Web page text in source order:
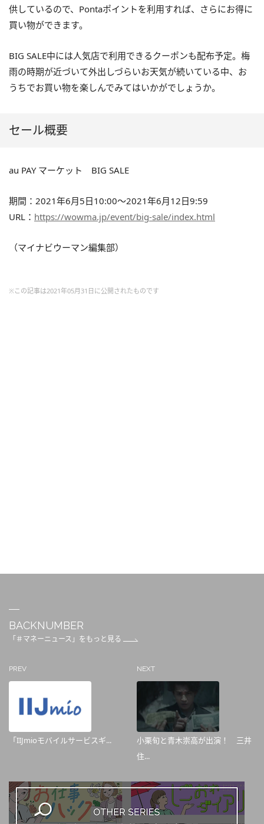
供しているので、Pontaポイントを利用すれば、さらにお得に
買い物ができます。
BIG SALE中には人気店で利用できるクーポンも配布予定。梅
雨の時期が近づいて外出しづらいお天気が続いている中、お
うちでお買い物を楽しんでみてはいかがでしょうか。
セール概要
au PAY マーケット BIG SALE
期間：2021年6月5日10:00～2021年6月12日9:59
URL： https://wowma.jp/event/big-sale/index.html
（マイナビウーマン編集部）
※この記事は2021年05月31日に公開されたものです
BACKNUMBER
「＃マネーニュース」をもっと見る
PREV
「IIJmioモバイルサービスギ...
NEXT
小栗旬と青木崇高が出演！ 三井
住...